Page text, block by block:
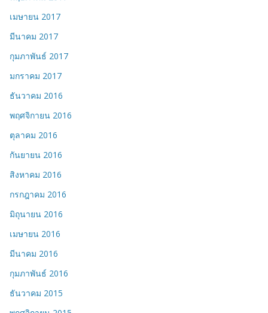
เมษายน 2017
มีนาคม 2017
กุมภาพันธ์ 2017
มกราคม 2017
ธันวาคม 2016
พฤศจิกายน 2016
ตุลาคม 2016
กันยายน 2016
สิงหาคม 2016
กรกฎาคม 2016
มิถุนายน 2016
เมษายน 2016
มีนาคม 2016
กุมภาพันธ์ 2016
ธันวาคม 2015